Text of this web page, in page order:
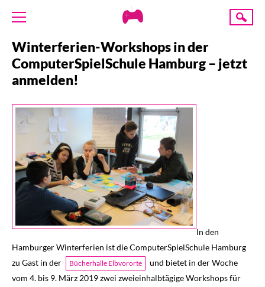
Creative
ÜBER UNS
AKTUELLES
ANGEBOTE
PROJEKTE
PRESSE
SPENDE
Suche
Winterferien-Workshops in der
ComputerSpielSchule Hamburg – jetzt
anmelden!
In den
Hamburger Winterferien ist die ComputerSpielSchule Hamburg
zu Gast in der
Bücherhalle Elbvororte
und bietet in der Woche
vom 4. bis 9. März 2019 zwei zweieinhalbtägige Workshops für